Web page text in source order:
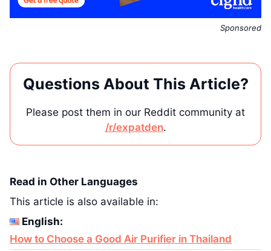
Sponsored
Questions About This Article?
Please post them in our Reddit community at
/r/expatden.
Read in Other Languages
This article is also available in:
English:
How to Choose a Good Air Purifier in Thailand